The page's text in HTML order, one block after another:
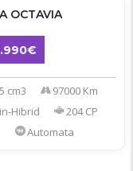
.990€
OCTAVIA
cm3
97000 Km
Hibrid
204 CP
Automata